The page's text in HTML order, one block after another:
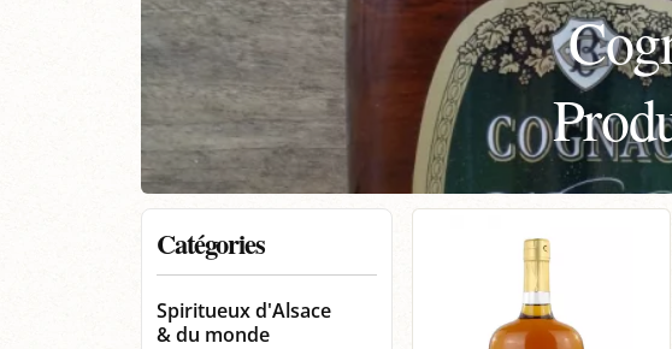
Catégories
Spiritueux d'Alsace
& du monde